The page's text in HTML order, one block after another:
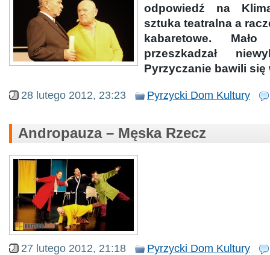
odpowiedź na
sztuka teatralna a
kabaretowe.
przeszkadzał
Pyrzyczanie bawili się
28 lutego 2012, 23:23 Pyrzycki Dom Kultury
Andropauza – Męska Rzecz
27 lutego 2012, 21:18 Pyrzycki Dom Kultury